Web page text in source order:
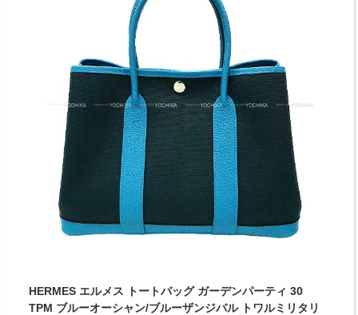
HERMES エルメス トートバッグ ガーデンパーティ 30
TPM ブルーオーシャン/ブルーザンジバル トワルミリタリ